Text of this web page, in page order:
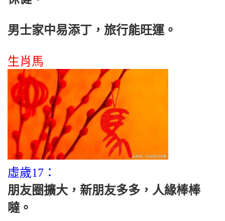
男士家中易添丁，旅行能旺運。
生肖馬
虛歲17：
朋友圈擴大，新朋友多多，人緣棒棒
噠。